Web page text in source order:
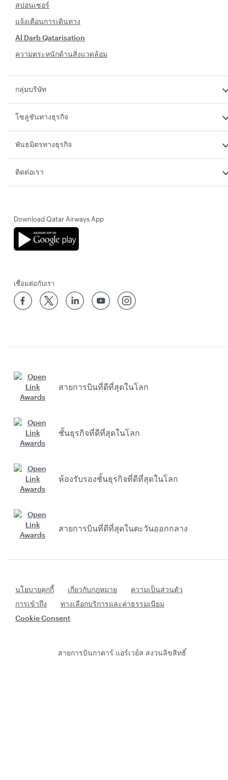
สปอนเซอร์
แจ้งเตือนการเดินทาง
Al Darb Qatarisation
ความตระหนักด้านสิ่งแวดล้อม
กลุ่มบริษัท
โซลูชันทางธุรกิจ
พันธมิตรทางธุรกิจ
ติดต่อเรา
Download Qatar Airways App
เชื่อมต่อกับเรา
สายการบินที่ดีที่สุดในโลก
ชั้นธุรกิจที่ดีที่สุดในโลก
ห้องรับรองชั้นธุรกิจที่ดีที่สุดในโลก
สายการบินที่ดีที่สุดในตะวันออกกลาง
นโยบายคุกกี้ เกี่ยวกับกฎหมาย
ความเป็นส่วนตัว
การเข้าถึง
ทางเลือกบริการและค่าธรรมเนียม
Cookie Consent
สายการบินกาตาร์ แอร์เวย์ส สงวนลิขสิทธิ์